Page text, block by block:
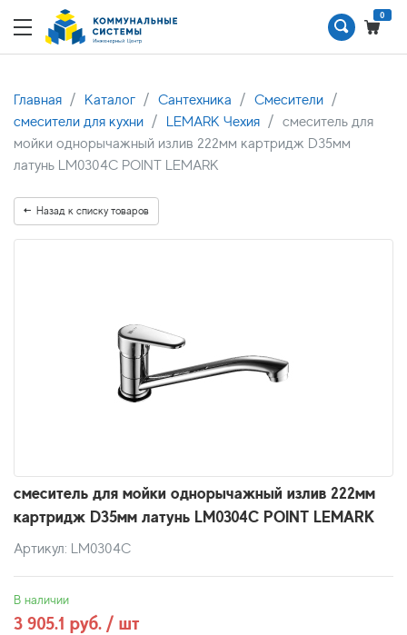
0
Главная Каталог Сантехника
Смесители
смесители для кухни
LEMARK Чехия
смеситель для
мойки однорычажный излив 222мм картридж D35мм
латунь LM0304C POINT LEMARK
Назад к списку товаров
смеситель для мойки однорычажный излив 222мм
картридж D35мм латунь LM0304C POINT LEMARK
Артикул: LM0304C
В наличии
3 905.1 руб. / шт